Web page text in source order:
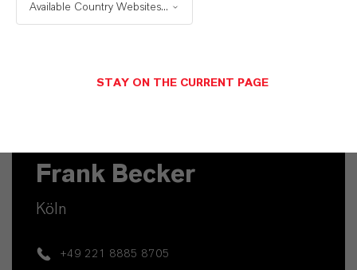
Frank Becker
Köln
+49 221 8885 8705
Available Country Websites...
STAY ON THE CURRENT PAGE